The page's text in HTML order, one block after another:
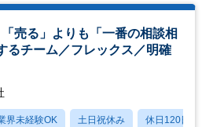
「売る」よりも「一番の相談相
るチーム／フレックス／明確
界未経験OK 土日祝休み 休日120日以上